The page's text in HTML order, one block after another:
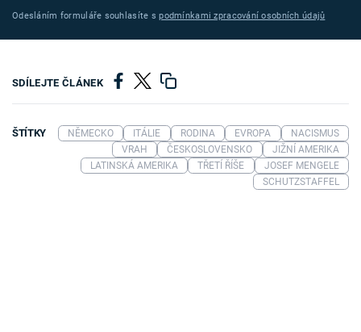
Odesláním formuláře souhlasíte spodmínkami zpracování osobních údajů
SDÍLEJTE ČLÁNEK
ŠTÍTKY NĚMECKO ITÁLIE RODINA EVROPA
NACISMUS
VRAH
ČESKOSLOVENSKO
JIŽNÍ AMERIKA
LATINSKÁ AMERIKA
TŘETÍ ŘÍŠE
JOSEF MENGELE
SCHUTZSTAFFEL